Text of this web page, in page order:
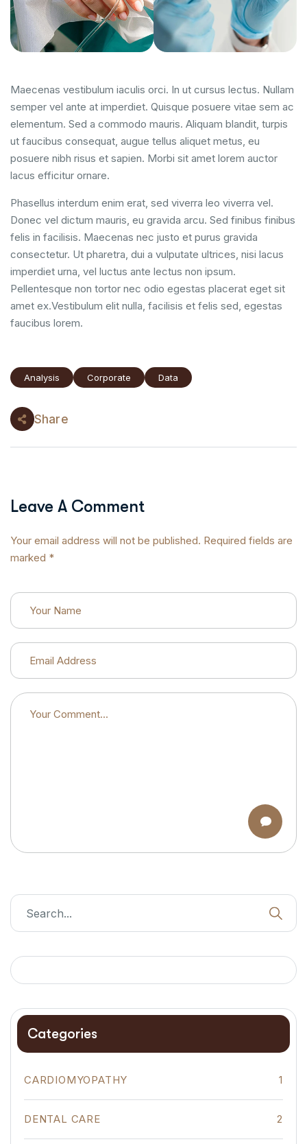
Maecenas vestibulum iaculis orci. In ut cursus lectus. Nullam
semper vel ante at imperdiet. Quisque posuere vitae sem ac
elementum. Sed a commodo mauris. Aliquam blandit, turpis
ut faucibus consequat, augue tellus aliquet metus, eu
posuere nibh risus et sapien. Morbi sit amet lorem auctor
lacus efficitur ornare.
Phasellus interdum enim erat, sed viverra leo viverra vel.
Donec vel dictum mauris, eu gravida arcu. Sed finibus finibus
felis in facilisis. Maecenas nec justo et purus gravida
consectetur. Ut pharetra, dui a vulputate ultrices, nisi lacus
imperdiet urna, vel luctus ante lectus non ipsum.
Pellentesque non tortor nec odio egestas placerat eget sit
amet ex.Vestibulum elit nulla, facilisis et felis sed, egestas
faucibus lorem.
Analysis Corporate Data
Share
Leave A Comment
Your email address will not be published. Required fields are
marked *
Categories
CARDIOMYOPATHY 1
DENTAL CARE 2